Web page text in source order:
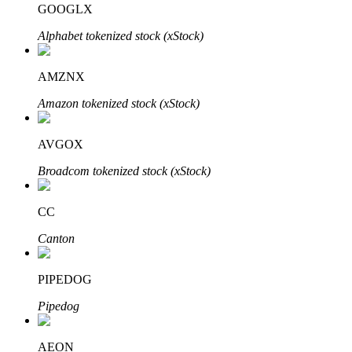
Bloqueios de BTR
Investimentos exclusivos para titulares de BTR
Empréstimos
GOOGLX
Alphabet tokenized stock (xStock)
AMZNX
Amazon tokenized stock (xStock)
AVGOX
Broadcom tokenized stock (xStock)
CC
Canton
PIPEDOG
Pipedog
AEON